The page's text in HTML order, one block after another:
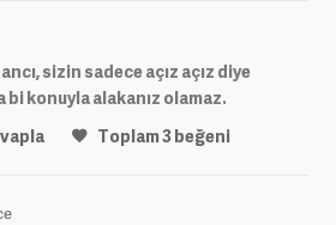
sizin sadece açız açız diye
bi konuyla alakanız olamaz.
Toplam3beğeni